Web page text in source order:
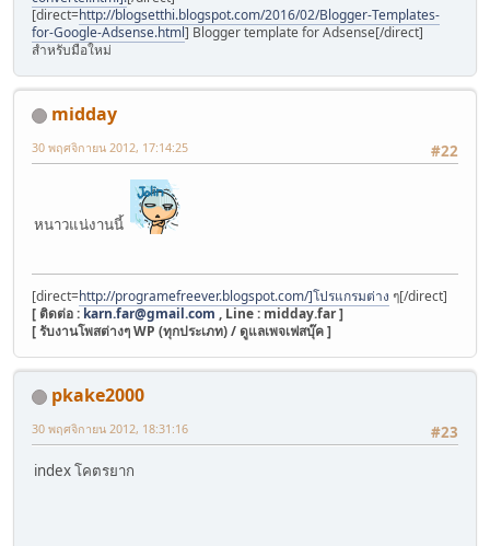
[direct=http://blogsetthi.blogspot.com/2016/02/Blogger-Templates-
for-Google-Adsense.html] Blogger template for Adsense[/direct]
สำหรับมือใหม่
midday
#22
30 พฤศจิกายน 2012, 17:14:25
หนาวแน่งานนี้
[direct=http://programefreever.blogspot.com/]โปรแกรมต่าง ๆ[/direct]
[ ติดต่อ : karn.far@gmail.com , Line : midday.far ]
[ รับงานโพสต่างๆ WP (ทุกประเภท) / ดูแลเพจเฟสบุ๊ค ]
pkake2000
#23
30 พฤศจิกายน 2012, 18:31:16
index โคตรยาก